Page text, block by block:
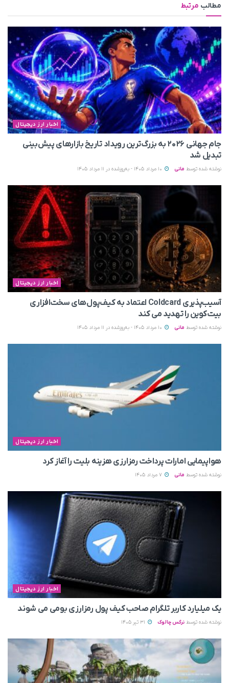
مطالب مرتبط
اخبار ارز دیجیتال
جام جهانی ۲۰۲۶ به بزرگ‌ترین رویداد تاریخ بازارهای پیش‌بینی
تبدیل شد
نوشته شده توسط مانی
اخبار ارز دیجیتال
آسیب‌پذیری Coldcard اعتماد به کیف‌پول‌های سخت‌افزاری
بیت‌کوین را تهدید می‌ کند
نوشته شده توسط مانی
اخبار ارز دیجیتال
هواپیمایی امارات پرداخت رمزارزی هزینه بلیت را آغاز کرد
نوشته شده توسط مانی
اخبار ارز دیجیتال
یک میلیارد کاربر تلگرام صاحب کیف پول رمزارزی بومی می‌ شوند
نوشته شده توسط نرگس چالوک